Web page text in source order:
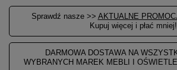
Sprawdź nasze >> AKTUALNE
Kupuj więcej i płać mniej!
DARMOWA DOSTAWA NA
WYBRANYCH MAREK MEBLI I